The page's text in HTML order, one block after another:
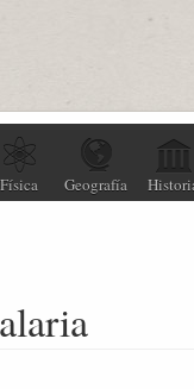
Física Geografía